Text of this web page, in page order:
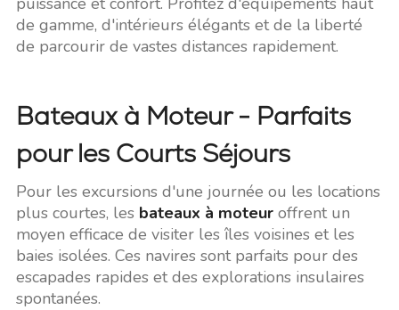
de gamme, d'intérieurs élégants et de la liberté
de parcourir de vastes distances rapidement.
Bateaux à Moteur - Parfaits
pour les Courts Séjours
Pour les excursions d'une journée ou les locations
plus courtes, les bateaux à moteuroffrent un
moyen efficace de visiter les îles voisines et les
baies isolées. Ces navires sont parfaits pour des
escapades rapides et des explorations insulaires
spontanées.